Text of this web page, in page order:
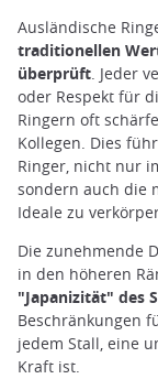
Ausländische
traditionellen
überprüft. Jeder
oder Respekt für
Ringern oft
Kollegen. Dies
Ringer, nicht nur
sondern auch die
Ideale zu
Die zunehmende
in den höheren
"Japanizität" des
Beschränkungen
jedem Stall, eine
Kraft ist.